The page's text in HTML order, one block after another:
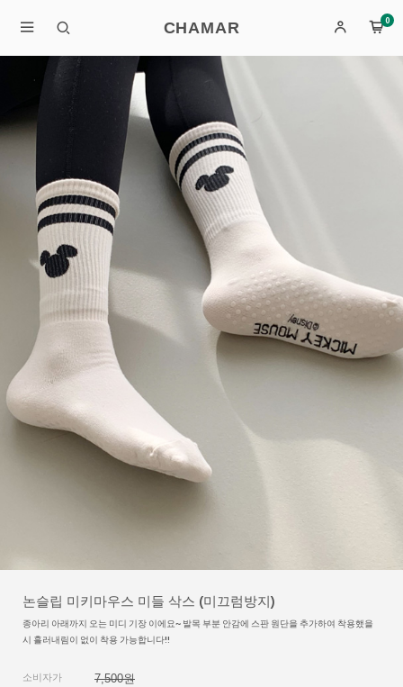
CHAMAR 0
논슬립 미키마우스 미들 삭스 (미끄럼방지)
종아리 아래까지 오는 미디 기장 이에요~ 발목 부분 안감에 스판 원단을 추가하여 착용했을
시 흘러내림이 없이 착용 가능합니다!!
소비자가
7,500원